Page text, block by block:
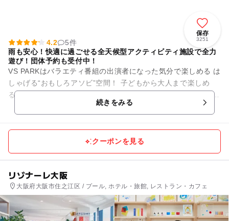
保存
3251
4.2
5件
雨も安心！快適に過ごせる全天候型アクティビティ施設で全力
遊び！団体予約も受付中！
VS PARKはバラエティ番組の出演者になった気分で楽しめる は
しゃげる“おもしろアソビ”空間！ 子どもから大人まで楽しめ
る、遊んでいる人も、見ている人も一緒に盛り上がれる“はっち
続きをみる
クーポンを見る
リゾナーレ大阪
大阪府大阪市住之江区 / プール, ホテル・旅館, レストラン・カフェ